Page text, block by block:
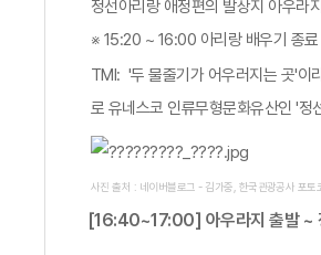
정선아리랑 애정편의 발상지 아우라
※ 15:20 ~ 16:00 아리랑 배우기 종
TMI: '두 물줄기가 어우러지는 곳'이
로 유네스코 인류무형문화유산인 '정
사진 출처 : 네이버블로그 - 김가중, 한국관광공사 포토
[16:40~17:00] 아우라지 출발 ~